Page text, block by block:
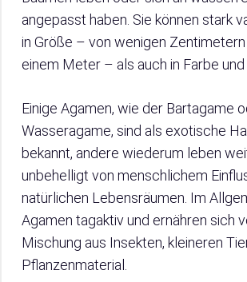
angepasst haben. Sie können stark
in Größe – von wenigen
einem Meter – als auch in Farbe
Einige Agamen, wie der Bartagame
Wasseragame, sind als exotische
bekannt, andere wiederum leben
unbehelligt von menschlichem
natürlichen Lebensräumen. Im
Agamen tagaktiv und ernähren sich
Mischung aus Insekten, kleineren
Pflanzenmaterial.